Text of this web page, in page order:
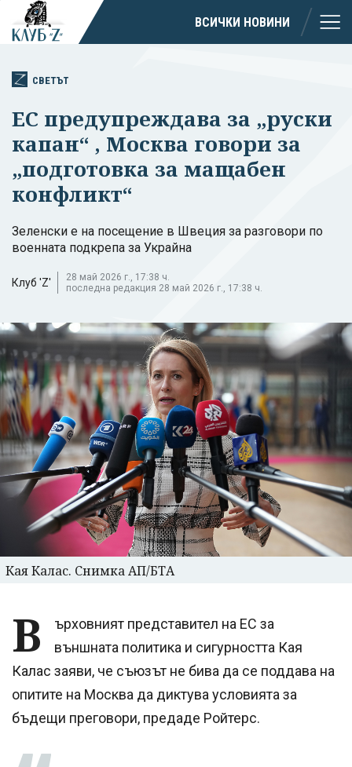
ВСИЧКИ НОВИНИ
СВЕТЪТ
ЕС предупреждава за „руски
капан“ , Москва говори за
„подготовка за мащабен
конфликт“
Зеленски е на посещение в Швеция за разговори по
военната подкрепа за Украйна
Клуб 'Z'
28 май 2026 г., 17:38 ч.
последна редакция 28 май 2026 г., 17:38 ч.
Кая Калас. Снимка АП/БТА
В
ърховният представител на ЕС за
външната политика и сигурността Кая
Калас заяви, че съюзът не бива да се поддава на
опитите на Москва да диктува условията за
бъдещи преговори, предаде Ройтерс.